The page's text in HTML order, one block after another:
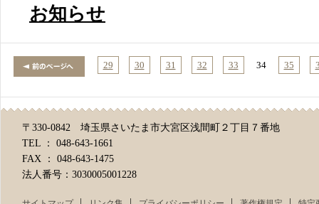
お知らせ
29 30 31 32 33 34 35
〒330-0842 埼玉県さいたま市大宮区浅間町２丁目７番地
TEL ： 048-643-1661
FAX ： 048-643-1475
法人番号：3030005001228